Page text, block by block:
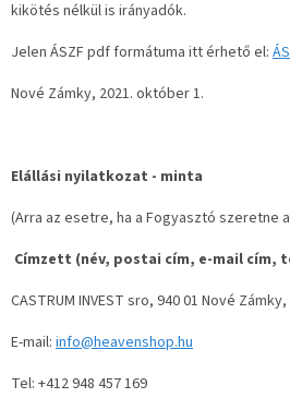
kikötés nélkül is irányadók.
Jelen ÁSZF pdf formátuma itt érhető el:
Nové Zámky, 2021. október 1.
Elállási nyilatkozat - minta
(Arra az esetre, ha a Fogyasztó szeretne
Címzett (név, postai cím, e-mail cím,
CASTRUM INVEST sro, 940 01 Nové
E-mail: info@heavenshop.hu
Tel: +412 948 457 169